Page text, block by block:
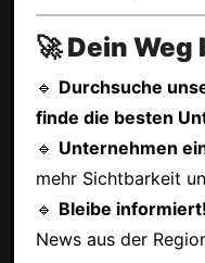
🚀 Dein
🔹 Durchsuche
finde die besten
🔹 Unternehmen
mehr Sichtbarkeit
🔹 Bleibe informiert!
News aus der